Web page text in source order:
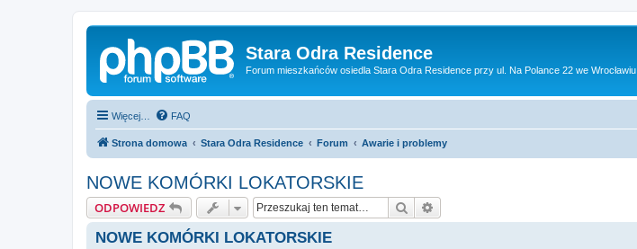
Stara Odra Residence
Forum mieszkańców osiedla Stara Odra Residence przy ul. Na Polance 22 we Wrocławiu.
Więcej… FAQ
Strona domowa Stara Odra Residence Forum Awarie i problemy
NOWE KOMÓRKI LOKATORSKIE
ODPOWIEDZ Szukaj
NOWE KOMÓRKI LOKATORSKIE